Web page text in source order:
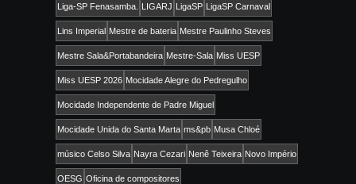
Liga-SP Fenasamba. LIGARJ LigaSP LigaSP Carnaval
Lins Imperial Mestre de bateria Mestre Paulinho Steves
Mestre Sala&Portabandeira Mestre-Sala Miss UESP
Miss UESP 2026 Mocidade Alegre do Pedregulho
Mocidade Independente de Padre Miguel
Mocidade Unida do Santa Marta ms&pb Musa Chloé
músico Celso Silva Nayra Cezari Nenê Teixeira Novo Império
OESG Oficina de compositores